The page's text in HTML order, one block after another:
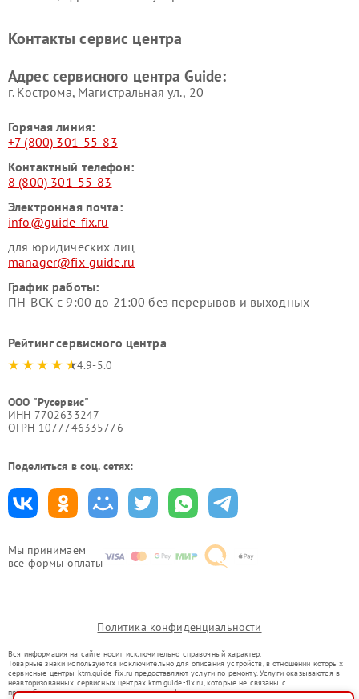
Мы принимаем
все формы оплаты
Контакты сервис центра
Адрес сервисного центра Guide:
г. Кострома, Магистральная ул., 20
Горячая линия:
+7 (800) 301-55-83
Контактный телефон:
8 (800) 301-55-83
Электронная почта:
info@guide-fix.ru
для юридических лиц
manager@fix-guide.ru
График работы:
ПН-ВСК с 9:00 до 21:00 без перерывов и выходных
Рейтинг сервисного центра
4.9-5.0
ООО "Русервис"
ИНН 7702633247
ОГРН 1077746335776
Поделиться в соц. сетях:
Политика конфиденциальности
Вся информация на сайте носит исключительно справочный характер.
Товарные знаки используются исключительно для описания устройств, в отношении которых
сервисные центры ktm.guide-fix.ru предоставляют услуги по ремонту. Услуги оказываются в
неавторизованных сервисных центрах ktm.guide-fix.ru, которые не связаны с
правообладателями товарных знаков или их официальными представителями.